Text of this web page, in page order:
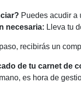
Puedes acudir a
necesaria: Lleva tu
recibirás un
de tu carnet de
es hora de